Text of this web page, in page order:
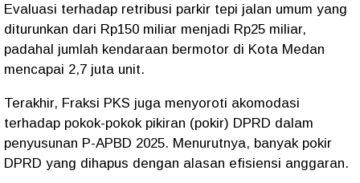
Evaluasi terhadap retribusi parkir tepi jalan umum yang
diturunkan dari Rp150 miliar menjadi Rp25 miliar,
padahal jumlah kendaraan bermotor di Kota Medan
mencapai 2,7 juta unit.
Terakhir, Fraksi PKS juga menyoroti akomodasi
terhadap pokok-pokok pikiran (pokir) DPRD dalam
penyusunan P-APBD 2025. Menurutnya, banyak pokir
DPRD yang dihapus dengan alasan efisiensi anggaran.